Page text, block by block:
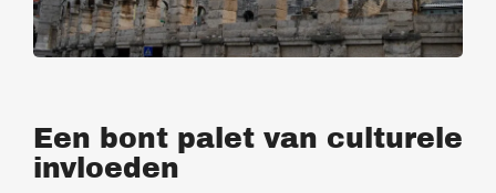
Een bont palet van culturele
invloeden